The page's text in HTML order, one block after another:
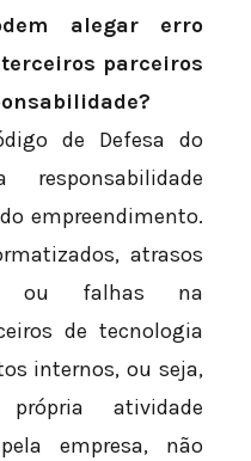
alegar erro
parceiros
de Defesa do
empreendimento.
atrasos
ou falhas na
de tecnologia
internos, ou seja,
atividade
empresa, não